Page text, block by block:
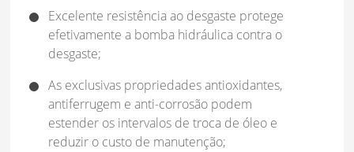
Excelente resistência ao desgaste protege
efetivamente a bomba hidráulica contra o
desgaste;
As exclusivas propriedades antioxidantes,
antiferrugem e anti-corrosão podem
estender os intervalos de troca de óleo e
reduzir o custo de manutenção;